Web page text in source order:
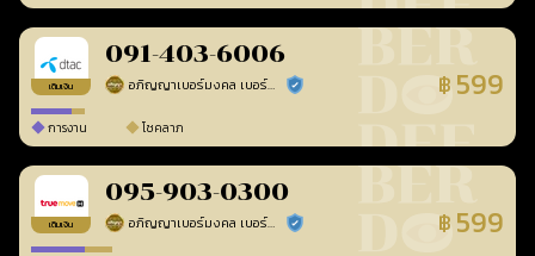
เติมเงิน
091-403-6006
อภิญญาเบอร์มงคล เบอร์สวยเลขศาสตร์ ร้านยืนยันแล้ว ฿ 599
การงาน โชคลาภ
เติมเงิน
095-903-0300
อภิญญาเบอร์มงคล เบอร์สวยเลขศาสตร์ ร้านยืนยันแล้ว ฿ 599